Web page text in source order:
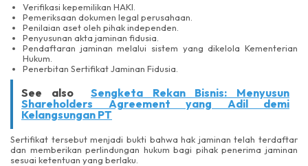
Verifikasi kepemilikan HAKI.
Pemeriksaan dokumen legal perusahaan.
Penilaian aset oleh pihak independen.
Penyusunan akta jaminan fidusia.
Pendaftaran jaminan melalui sistem yang dikelola Kementerian
Hukum.
Penerbitan Sertifikat Jaminan Fidusia.
See also
Sengketa Rekan Bisnis: Menyusun
Shareholders Agreement yang Adil demi
Kelangsungan PT
Sertifikat tersebut menjadi bukti bahwa hak jaminan telah terdaftar
dan memberikan perlindungan hukum bagi pihak penerima jaminan
sesuai ketentuan yang berlaku.